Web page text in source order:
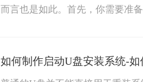
而言也是如此。首先，你需要准
如何制作启动U盘安装系统-